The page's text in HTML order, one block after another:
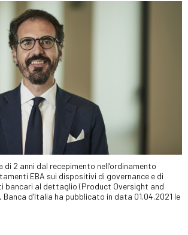
di 2 anni dal recepimento nell’ordinamento
EBA sui dispositivi di governance e di
bancari al dettaglio (Product Oversight and
Banca d’Italia ha pubblicato in data 01.04.2021 le